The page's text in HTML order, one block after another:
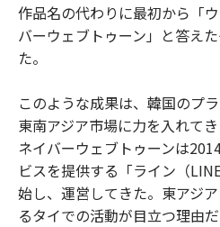
作品名の代わりに最初から「
バーウェブトゥーン」と答え
た。
このような成果は、韓国のプ
東南アジア市場に力を入れて
ネイバーウェブトゥーンは
ビスを提供する「ライン（
始し、運営してきた。東アジ
るタイでの活動が目立つ理由だ